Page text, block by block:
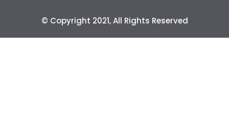
© Copyright 2021, All Rights Reserved